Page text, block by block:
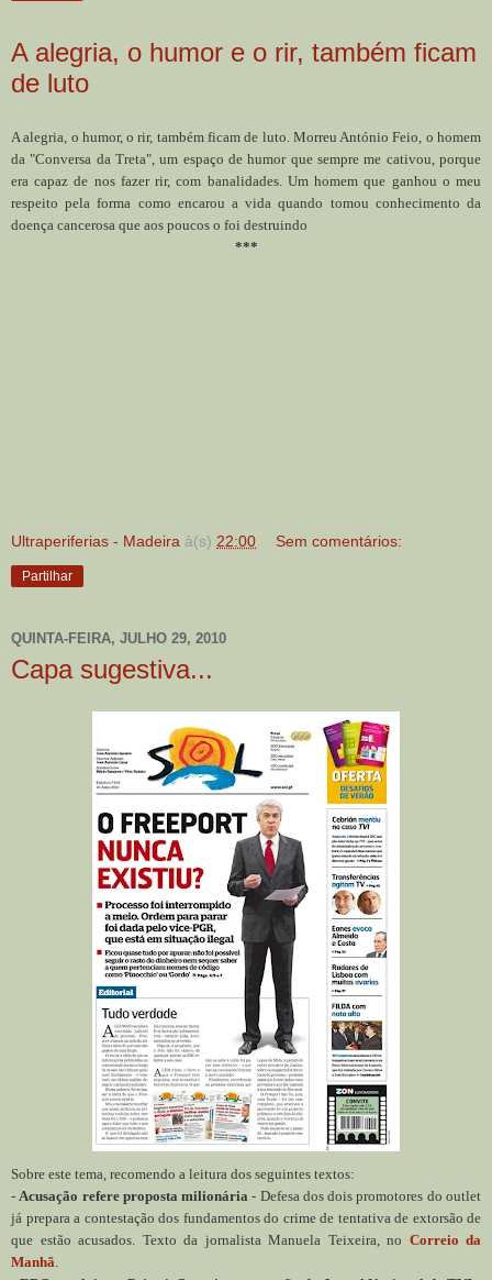
A alegria, o humor e o rir, também ficam
de luto
A alegria, o humor, o rir, também ficam de luto. Morreu António Feio, o homem
da "Conversa da Treta", um espaço de humor que sempre me cativou, porque
era capaz de nos fazer rir, com banalidades. Um homem que ganhou o meu
respeito pela forma como encarou a vida quando tomou conhecimento da
doença cancerosa que aos poucos o foi destruindo
***
Ultraperiferias - Madeira à(s) 22:00 Sem comentários:
Partilhar
QUINTA-FEIRA, JULHO 29, 2010
Capa sugestiva...
Sobre este tema, recomendo a leitura dos seguintes textos:
- Acusação refere proposta milionária - Defesa dos dois promotores do outlet
já prepara a contestação dos fundamentos do crime de tentativa de extorsão de
que estão acusados. Texto da jornalista Manuela Teixeira, no Correio da
Manhã